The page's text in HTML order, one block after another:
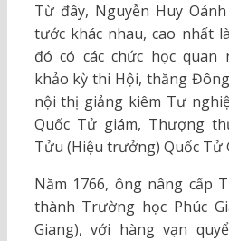
Từ đây, Nguyễn Huy
tước khác nhau, cao nhất
đó có các chức học quan
khảo kỳ thi Hội, thăng
nội thị giảng kiêm Tư
Quốc Tử giám, Thượng
Tửu (Hiệu trưởng) Quốc Tử
Năm 1766, ông nâng cấp
thành Trường học Phúc
Giang), với hàng vạn